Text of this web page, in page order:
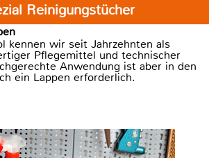
Reinigungstücher
kennen wir seit Jahrzehnten als
Pflegemittel und technischer
Anwendung ist aber in den
ein Lappen erforderlich.